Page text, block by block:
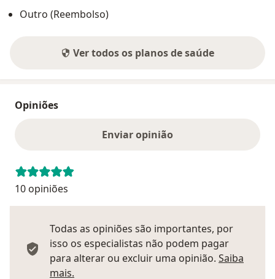
Outro (Reembolso)
Ver todos os planos de saúde
Opiniões
Enviar opinião
10 opiniões
Todas as opiniões são importantes, por
isso os especialistas não podem pagar
para alterar ou excluir uma opinião. Saiba
mais.